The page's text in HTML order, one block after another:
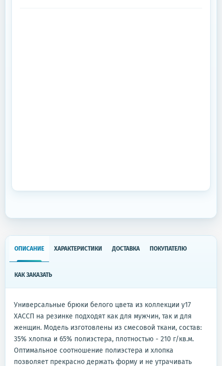
ОПИСАНИЕ ХАРАКТЕРИСТИКИ ДОСТАВКА ПОКУПАТЕЛЮ
КАК ЗАКАЗАТЬ
Универсальные брюки белого цвета из коллекции у17
ХАССП на резинке подходят как для мужчин, так и для
женщин. Модель изготовлены из смесовой ткани, состав:
35% хлопка и 65% полиэстера, плотностью - 210 г/кв.м.
Оптимальное соотношение полиэстера и хлопка
позволяет прекрасно держать форму и не утрачивать